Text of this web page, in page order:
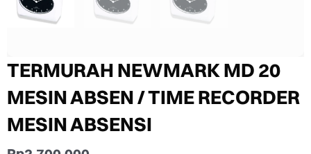
TERMURAH NEWMARK MD 20
MESIN ABSEN / TIME RECORDER
MESIN ABSENSI